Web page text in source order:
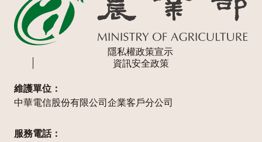
隱私權政策宣示
資訊安全政策
維護單位：
中華電信股份有限公司企業客戶分公司
服務電話：